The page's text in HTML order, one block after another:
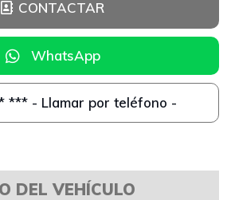
CONTACTAR
WhatsApp
346 *** *** - Llamar por teléfono -
DEL VEHÍCULO